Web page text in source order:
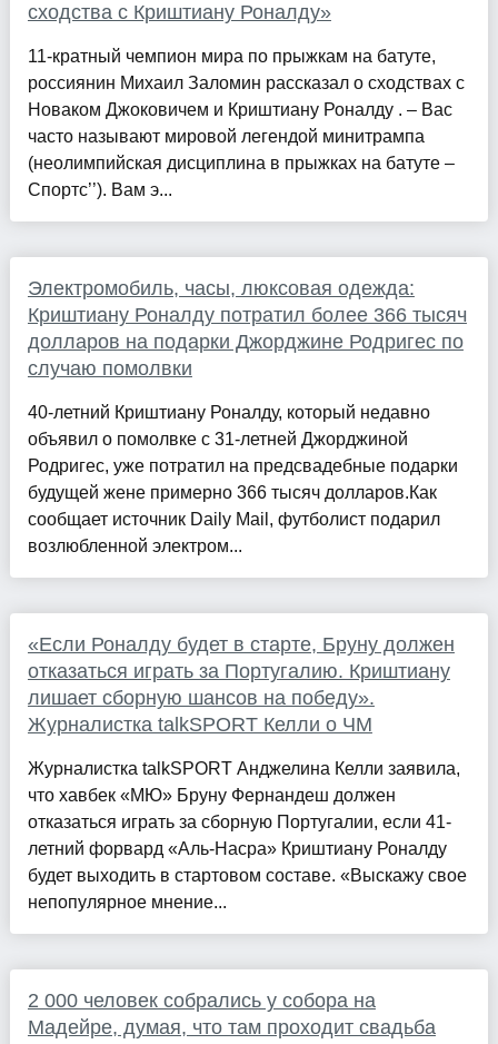
сходства с Криштиану Роналду»
11-кратный чемпион мира по прыжкам на батуте,
россиянин Михаил Заломин рассказал о сходствах с
Новаком Джоковичем и Криштиану Роналду . – Вас
часто называют мировой легендой минитрампа
(неолимпийская дисциплина в прыжках на батуте –
Спортс’’). Вам э...
Электромобиль, часы, люксовая одежда:
Криштиану Роналду потратил более 366 тысяч
долларов на подарки Джорджине Родригес по
случаю помолвки
40-летний Криштиану Роналду, который недавно
объявил о помолвке с 31-летней Джорджиной
Родригес, уже потратил на предсвадебные подарки
будущей жене примерно 366 тысяч долларов.Как
сообщает источник Daily Mail, футболист подарил
возлюбленной электром...
«Если Роналду будет в старте, Бруну должен
отказаться играть за Португалию. Криштиану
лишает сборную шансов на победу».
Журналистка talkSPORT Келли о ЧМ
Журналистка talkSPORT Анджелина Келли заявила,
что хавбек «МЮ» Бруну Фернандеш должен
отказаться играть за сборную Португалии, если 41-
летний форвард «Аль-Насра» Криштиану Роналду
будет выходить в стартовом составе. «Выскажу свое
непопулярное мнение...
2 000 человек собрались у собора на
Мадейре, думая, что там проходит свадьба